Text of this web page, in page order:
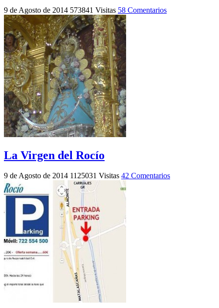
9 de Agosto de 2014 573841 Visitas 58 Comentarios
La Virgen del Rocío
9 de Agosto de 2014 1125031 Visitas 42 Comentarios